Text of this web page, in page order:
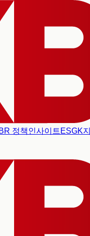
정책인사이트 ESGK